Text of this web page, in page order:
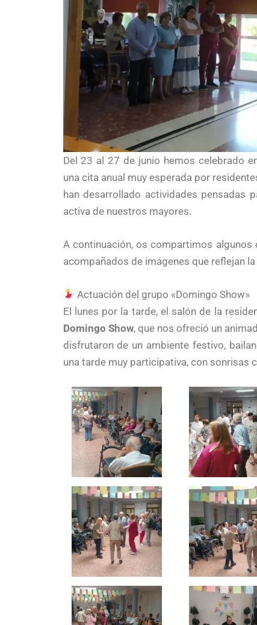
Del 23 al 27 de junio hemos celebrado
una cita anual muy esperada por
han desarrollado actividades pensadas
activa de nuestros mayores.
A continuación, os compartimos
acompañados de imágenes que reflejan
Actuación del grupo «Domingo Show»
El lunes por la tarde, el salón de la
Domingo Show, que nos ofreció un
disfrutaron de un ambiente festivo,
una tarde muy participativa, con sonrisas